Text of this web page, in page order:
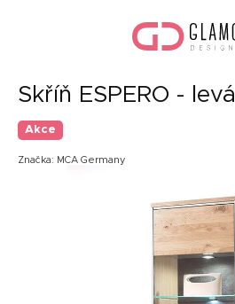
Skříň ESPERO - levá
Akce
Značka: MCA Germany